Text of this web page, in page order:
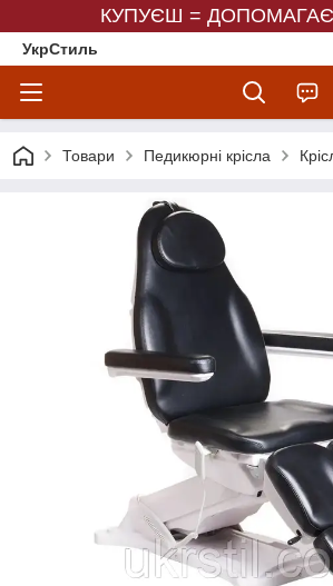
КУПУЄШ =
УкрСтиль
Товари Педикюрні крісла